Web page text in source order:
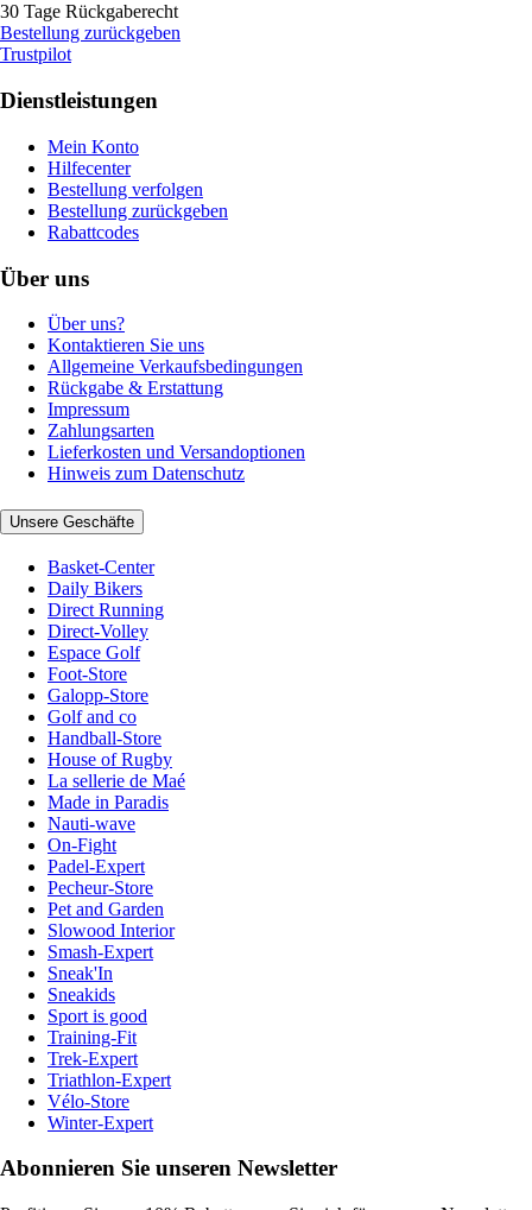
30 Tage Rückgaberecht
Bestellung zurückgeben
Trustpilot
Dienstleistungen
Mein Konto
Hilfecenter
Bestellung verfolgen
Bestellung zurückgeben
Rabattcodes
Über uns
Über uns?
Kontaktieren Sie uns
Allgemeine Verkaufsbedingungen
Rückgabe & Erstattung
Impressum
Zahlungsarten
Lieferkosten und Versandoptionen
Hinweis zum Datenschutz
Unsere Geschäfte
Basket-Center
Daily Bikers
Direct Running
Direct-Volley
Espace Golf
Foot-Store
Galopp-Store
Golf and co
Handball-Store
House of Rugby
La sellerie de Maé
Made in Paradis
Nauti-wave
On-Fight
Padel-Expert
Pecheur-Store
Pet and Garden
Slowood Interior
Smash-Expert
Sneak'In
Sneakids
Sport is good
Training-Fit
Trek-Expert
Triathlon-Expert
Vélo-Store
Winter-Expert
Abonnieren Sie unseren Newsletter